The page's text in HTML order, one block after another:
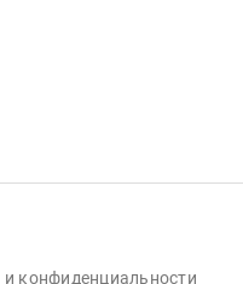
и конфиденциальности